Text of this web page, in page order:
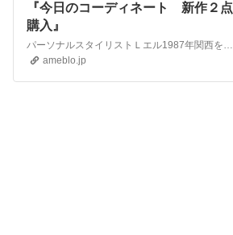
『今日のコーディネート 新作２点
購入』
ameblo.jp